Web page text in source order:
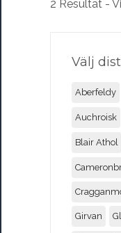
2 Resultat -
Välj
Aberfeldy
Auchroisk
Blair Athol
Girvan